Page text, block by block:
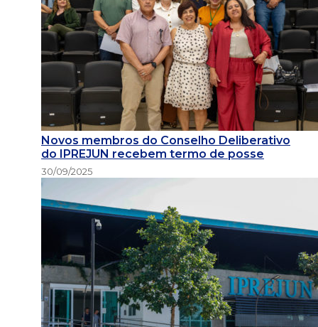
Novos membros do Conselho Deliberativo
do IPREJUN recebem termo de posse
30/09/2025